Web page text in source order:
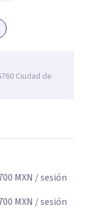
Ciudad de
MXN / sesión
MXN / sesión